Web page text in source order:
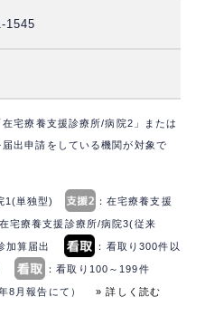
1545
宅療養支援診療所/病院2」または
出申請をしている機関が対象で
1(単独型) ：在宅療養支援
在宅療養支援診療所/病院3(従来
加算届出 ：看取り300件以
：看取り100～199件
年8月報告にて）» 詳しく読む